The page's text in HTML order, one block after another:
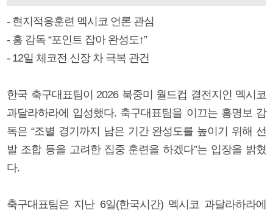
- 현지적응훈련 멕시코 언론 관심
- 홍 감독 “포인트 잡아 완성도↑”
- 12일 체코전 신장 차 극복 관건
한국 축구대표팀이 2026 북중미 월드컵 결전지인 멕시코
과달라하라에 입성했다. 축구대표팀을 이끄는 홍명보 감
독은 “조별 경기까지 남은 기간 완성도를 높이기 위해 선
발 조합 등을 고려한 집중 훈련을 하겠다”는 입장을 밝혔
다.
축구대표팀은 지난 6일(한국시간) 멕시코 과달라하라에